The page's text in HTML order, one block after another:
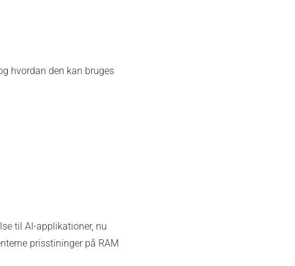
hvordan den kan bruges
til AI-applikationer, nu
prisstininger på RAM